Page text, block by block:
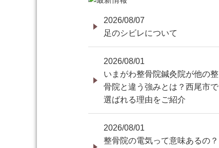
2026/08/07
足のシビレについて
2026/08/01
いまがわ整骨院鍼灸院が他の整
骨院と違う強みとは？西尾市で
選ばれる理由をご紹介
2026/08/01
整骨院の電気って意味あるの？